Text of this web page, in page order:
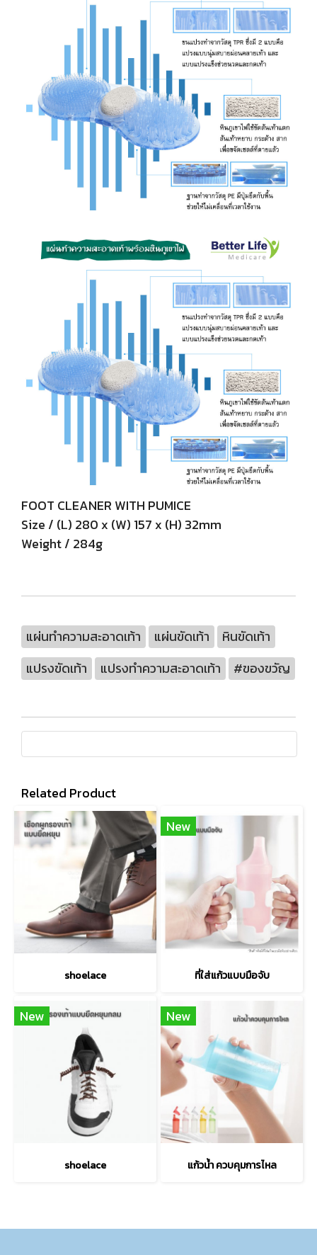
FOOT CLEANER WITH PUMICE
Size / (L) 280 x (W) 157 x (H) 32mm
Weight / 284g
แผ่นทำความสะอาดเท้า แผ่นขัดเท้า
หินขัดเท้า
แปรงขัดเท้า
แปรงทำความสะอาดเท้า #ของขวัญ
Related Product
shoelace
New
ที่ใส่แก้วแบบมือจับ
New
shoelace
New
แก้วน้ำ ควบคุมการไหล